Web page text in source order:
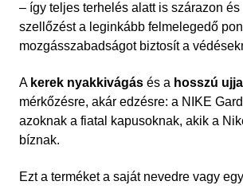
– így teljes terhelés alatt is szárazon
szellőzést a leginkább felmelegedő
mozgásszabadságot biztosít a
A kerek nyakkivágás és a hosszú
mérkőzésre, akár edzésre: a NIKE
azoknak a fiatal kapusoknak, akik a
bíznak.
Ezt a terméket a saját nevedre vagy